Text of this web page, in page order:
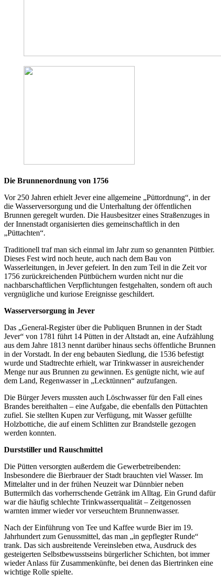
Die Brunnenordnung von 1756
Vor 250 Jahren erhielt Jever eine allgemeine „Püttordnung“, in der
die Wasserversorgung und die Unterhaltung der öffentlichen
Brunnen geregelt wurden. Die Hausbesitzer eines Straßenzuges in
der Innenstadt organisierten dies gemeinschaftlich in den
„Püttachten“.
Traditionell traf man sich einmal im Jahr zum so genannten Püttbier.
Dieses Fest wird noch heute, auch nach dem Bau von
Wasserleitungen, in Jever gefeiert. In den zum Teil in die Zeit vor
1756 zurückreichenden Püttbüchern wurden nicht nur die
nachbarschaftlichen Verpflichtungen festgehalten, sondern oft auch
vergnügliche und kuriose Ereignisse geschildert.
Wasserversorgung in Jever
Das „General-Register über die Publiquen Brunnen in der Stadt
Jever“ von 1781 führt 14 Pütten in der Altstadt an, eine Aufzählung
aus dem Jahre 1813 nennt darüber hinaus sechs öffentliche Brunnen
in der Vorstadt. In der eng bebauten Siedlung, die 1536 befestigt
wurde und Stadtrechte erhielt, war Trinkwasser in ausreichender
Menge nur aus Brunnen zu gewinnen. Es genügte nicht, wie auf
dem Land, Regenwasser in „Lecktünnen“ aufzufangen.
Die Bürger Jevers mussten auch Löschwasser für den Fall eines
Brandes bereithalten – eine Aufgabe, die ebenfalls den Püttachten
zufiel. Sie stellten Kupen zur Verfügung, mit Wasser gefüllte
Holzbottiche, die auf einem Schlitten zur Brandstelle gezogen
werden konnten.
Durststiller und Rauschmittel
Die Pütten versorgten außerdem die Gewerbetreibenden:
Insbesondere die Bierbrauer der Stadt brauchten viel Wasser. Im
Mittelalter und in der frühen Neuzeit war Dünnbier neben
Buttermilch das vorherrschende Getränk im Alltag. Ein Grund dafür
war die häufig schlechte Trinkwasserqualität – Zeitgenossen
warnten immer wieder vor verseuchtem Brunnenwasser.
Nach der Einführung von Tee und Kaffee wurde Bier im 19.
Jahrhundert zum Genussmittel, das man „in gepflegter Runde“
trank. Das sich ausbreitende Vereinsleben etwa, Ausdruck des
gesteigerten Selbstbewusstseins bürgerlicher Schichten, bot immer
wieder Anlass für Zusammenkünfte, bei denen das Biertrinken eine
wichtige Rolle spielte.